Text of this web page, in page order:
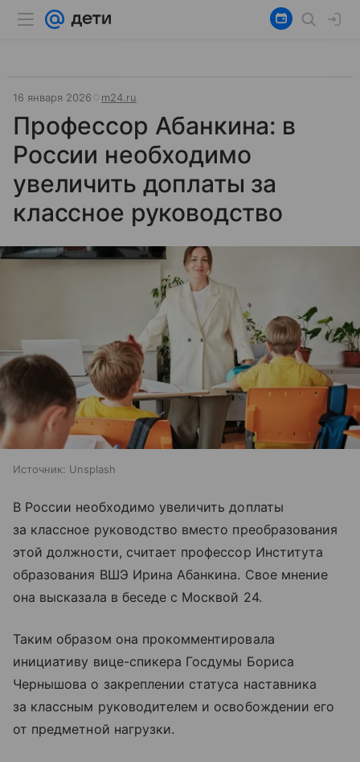
16 января 2026 m24.ru
Профессор Абанкина: в
России необходимо
увеличить доплаты за
классное руководство
Источник: Unsplash
В России необходимо увеличить доплаты
за классное руководство вместо преобразования
этой должности, считает профессор Института
образования ВШЭ Ирина Абанкина. Свое мнение
она высказала в беседе с Москвой 24.
Таким образом она прокомментировала
инициативу вице-спикера Госдумы Бориса
Чернышова о закреплении статуса наставника
за классным руководителем и освобождении его
от предметной нагрузки.